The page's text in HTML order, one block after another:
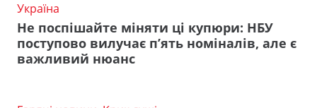
Україна
Не поспішайте міняти ці купюри: НБУ
поступово вилучає п’ять номіналів, але є
важливий нюанс